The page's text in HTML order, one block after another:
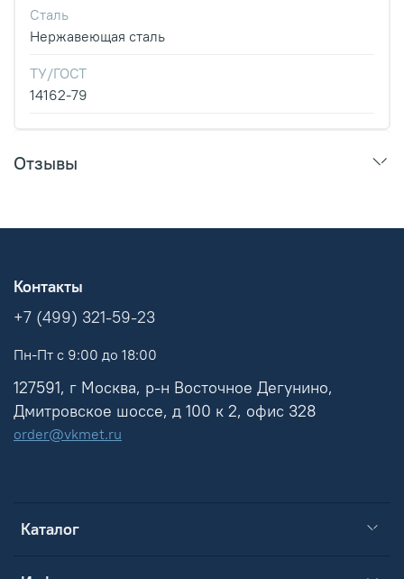
Сталь
Нержавеющая сталь
ТУ/ГОСТ
14162-79
Отзывы
Каталог
Контакты
+7 (499) 321-59-23
Пн-Пт с 9:00 до 18:00
127591, г Москва, р-н Восточное Дегунино,
Дмитровское шоссе, д 100 к 2, офис 328
order@vkmet.ru